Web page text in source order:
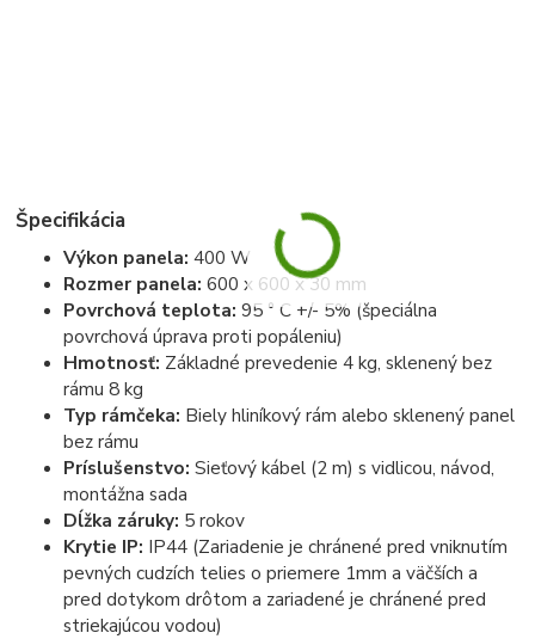
Špecifikácia
Výkon panela:400 W
Rozmer panela:600 x 600 x 30 mm
Povrchová teplota: 95 ° C +/- 5% (špeciálna
povrchová úprava proti popáleniu)
Hmotnosť: Základné prevedenie 4 kg, sklenený bez
rámu 8 kg
Typ rámčeka: Biely hliníkový rám alebo sklenený panel
bez rámu
Príslušenstvo: Sieťový kábel (2 m) s vidlicou, návod,
montážna sada
Dĺžka záruky: 5 rokov
Krytie IP: IP44 (Zariadenie je chránené pred vniknutím
pevných cudzích telies o priemere 1mm a väčších a
pred dotykom drôtom a zariadené je chránené pred
striekajúcou vodou)